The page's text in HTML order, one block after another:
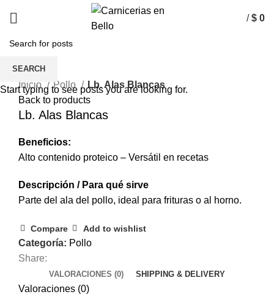
/ $ 0
Inicio Pollo
Lb. Alas Blancas
Back to products
Lb. Alas Blancas
Beneficios:
Alto contenido proteico – Versátil en recetas
Descripción / Para qué sirve
Parte del ala del pollo, ideal para frituras o al horno.
Compare Add to wishlist
Categoría: Pollo
Share:
VALORACIONES (0) SHIPPING & DELIVERY
Valoraciones (0)
SEARCH
Start typing to see posts you are looking for.